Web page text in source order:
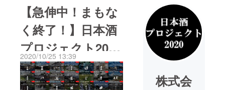
【急伸中！まもな
く終了！】日本酒
プロジェクト2020
は”残り36時間”で
終了致します！
2020/10/25 13:39
株式会